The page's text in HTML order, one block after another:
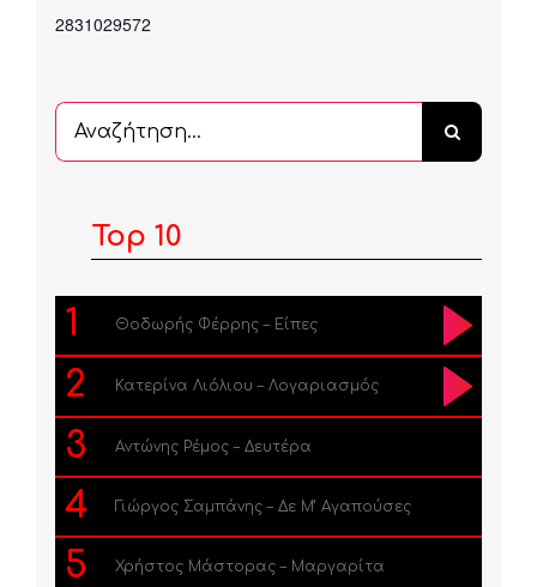
2831029572
Αναζήτηση
...
Top 10
1 Θοδωρής Φέρρης – Είπες
2 Κατερίνα Λιόλιου – Λογαριασμός
3 Αντώνης Ρέμος – Δευτέρα
4 Γιώργος Σαμπάνης – Δε Μ’ Αγαπούσες
5 Χρήστος Μάστορας – Μαργαρίτα